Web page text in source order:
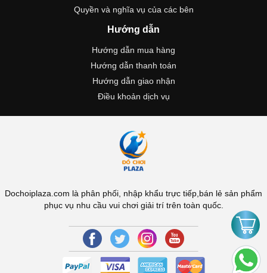
Quyền và nghĩa vụ của các bên
Hướng dẫn
Hướng dẫn mua hàng
Hướng dẫn thanh toán
Hướng dẫn giao nhận
Điều khoản dịch vụ
Dochoiplaza.com là phân phối, nhập khẩu trực tiếp,bán lẻ sản phẩm
phục vụ nhu cầu vui chơi giải trí trên toàn quốc.